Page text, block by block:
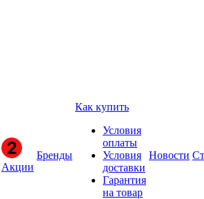
Акции
Бренды
Как купить
Условия
оплаты
Условия
доставки
Гарантия
на товар
Новости